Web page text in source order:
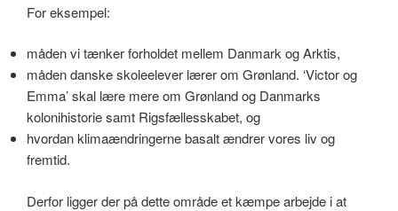
For eksempel:
måden vi tænker forholdet mellem Danmark og Arktis,
måden danske skoleelever lærer om Grønland. ‘Victor og
Emma’ skal lære mere om Grønland og Danmarks
kolonihistorie samt Rigsfællesskabet, og
hvordan klimaændringerne basalt ændrer vores liv og
fremtid.
Derfor ligger der på dette område et kæmpe arbejde i at